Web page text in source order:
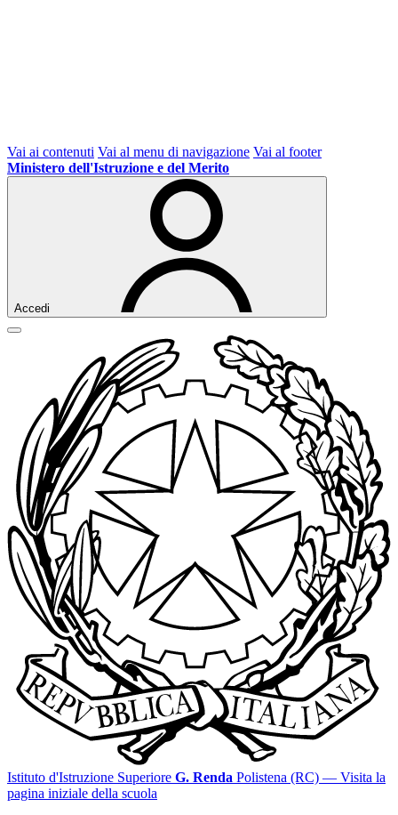
Vai ai contenuti Vai al menu di navigazione Vai al footer
Ministero dell'Istruzione e del Merito
Accedi
Istituto d'Istruzione Superiore G. Renda Polistena (RC) — Visita la
pagina iniziale della scuola